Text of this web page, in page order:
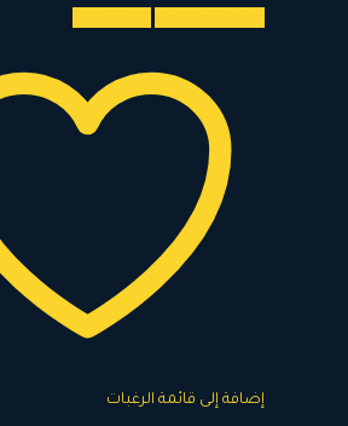
إضافة إلى قائمة الرغبات